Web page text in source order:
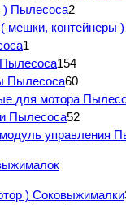
) Пылесоса2
мешки, контейнеры
1
154
Пылесоса60
для мотора
Пылесоса52
управления
) Соковыжималки